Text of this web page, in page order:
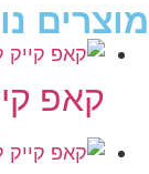
מוצרים
קאפ